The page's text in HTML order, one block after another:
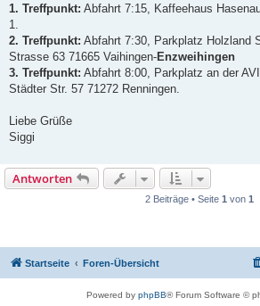
1. Treffpunkt: Abfahrt 7:15, Kaffeehaus
1.
2. Treffpunkt: Abfahrt 7:30, Parkplatz Holzland
Strasse 63 71665 Vaihingen-Enzweihingen
3. Treffpunkt: Abfahrt 8:00, Parkplatz an der
Städter Str. 57 71272 Renningen.
Liebe Grüße
Siggi
Antworten
2 Beiträge • Seite 1 von 1
Startseite Foren-Übersicht
Powered by phpBB® Forum Software ©